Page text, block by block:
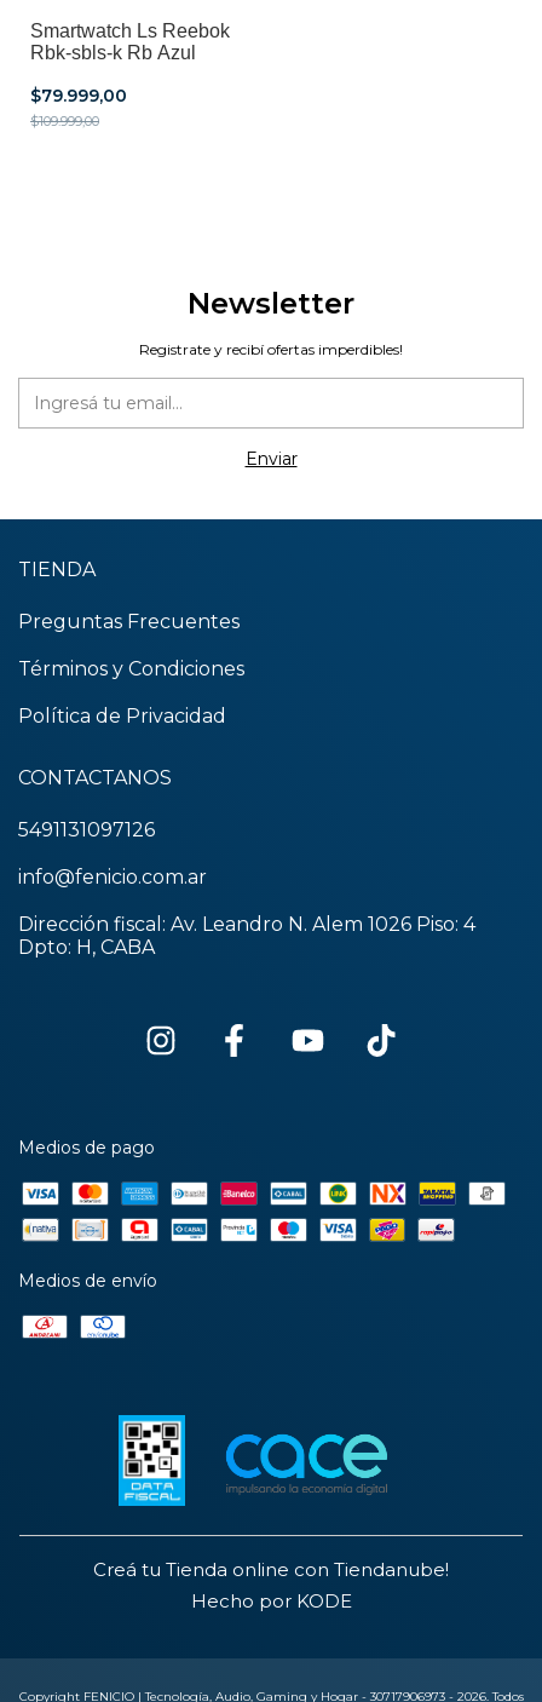
Smartwatch Ls Reebok
Rbk-sbls-k Rb Azul
$79.999,00
$109.999,00
Newsletter
Registrate y recibí ofertas imperdibles!
TIENDA
Preguntas Frecuentes
Términos y Condiciones
Política de Privacidad
CONTACTANOS
5491131097126
info@fenicio.com.ar
Dirección fiscal: Av. Leandro N. Alem 1026 Piso: 4
Dpto: H, CABA
Medios de pago
Medios de envío
Creá tu Tienda online con Tiendanube!
Hecho por KODE
Copyright FENICIO | Tecnología, Audio, Gaming y Hogar - 30717906973 - 2026. Todos